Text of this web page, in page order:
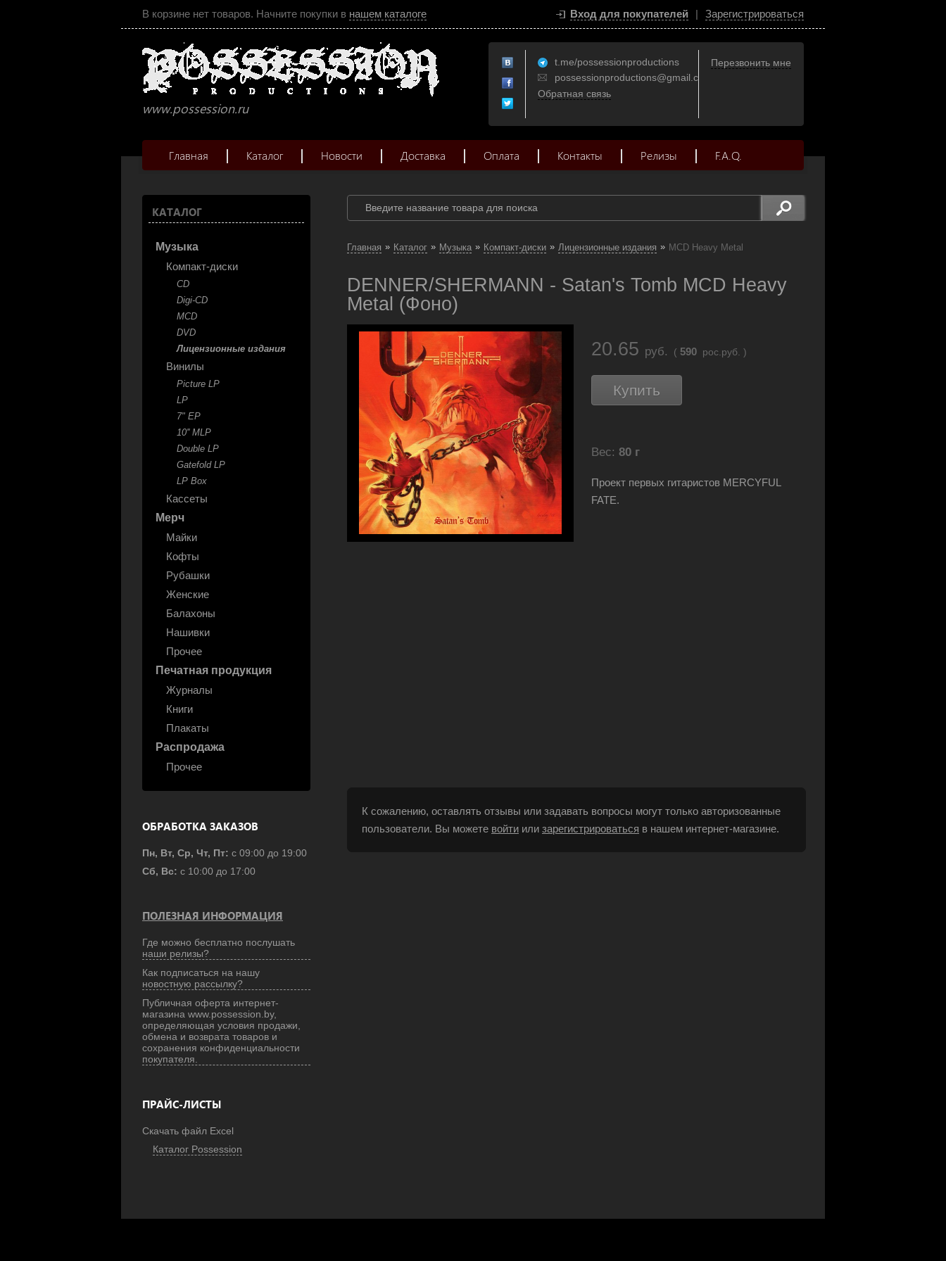
В корзине нет товаров. Начните покупки в нашем каталоге Вход для покупателей | Зарегистрироваться
www.possession.ru
t.me/possessionproductions
possessionproductions@gmail.com
Обратная связь
Перезвонить мне
Главная Каталог Новости Доставка Оплата Контакты Релизы F.A.Q.
КАТАЛОГ
Музыка
Компакт-диски
CD
Digi-CD
MCD
DVD
Лицензионные издания
Винилы
Picture LP
LP
7" EP
10'' MLP
Double LP
Gatefold LP
LP Box
Кассеты
Мерч
Майки
Кофты
Рубашки
Женские
Балахоны
Нашивки
Прочее
Печатная продукция
Журналы
Книги
Плакаты
Распродажа
Прочее
ОБРАБОТКА ЗАКАЗОВ
Пн, Вт, Ср, Чт, Пт: с 09:00 до 19:00
Сб, Вс: с 10:00 до 17:00
ПОЛЕЗНАЯ ИНФОРМАЦИЯ
Где можно бесплатно послушать
наши релизы?
Как подписаться на нашу
новостную рассылку?
Публичная оферта интернет-
магазина www.possession.by,
определяющая условия продажи,
обмена и возврата товаров и
сохранения конфиденциальности
покупателя.
ПРАЙС-ЛИСТЫ
Скачать файл Excel
Каталог Possession
Главная » Каталог » Музыка » Компакт-диски » Лицензионные издания » MCD Heavy Metal
DENNER/SHERMANN - Satan's Tomb MCD Heavy
Metal (Фоно)
20.65 руб. ( 590 рос.руб. )
Купить
Вес: 80 г
Проект первых гитаристов MERCYFUL
FATE.
К сожалению, оставлять отзывы или задавать вопросы могут только авторизованные
пользователи. Вы можете войти или зарегистрироваться в нашем интернет-магазине.